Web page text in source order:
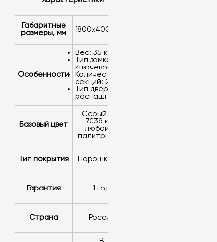
размеры, мм
1800х400х500
Особенности
Вес: 35 кг.
ключевой.
Количество
секций: 2.
распашные.
Базовый цвет
серый RAL
7038 или
любой из
палитры RAL
Тип покрытия порошковое
Гарантия 1 год
Страна Россия